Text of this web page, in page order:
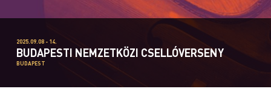
2025.09.08 - 14.
BUDAPESTI NEMZETKÖZI CSELLÓVERSENY
BUDAPEST